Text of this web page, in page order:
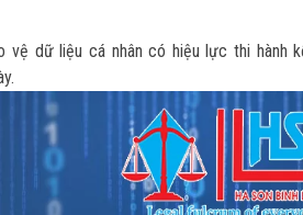
vệ dữ liệu cá nhân có hiệu lực thi hành